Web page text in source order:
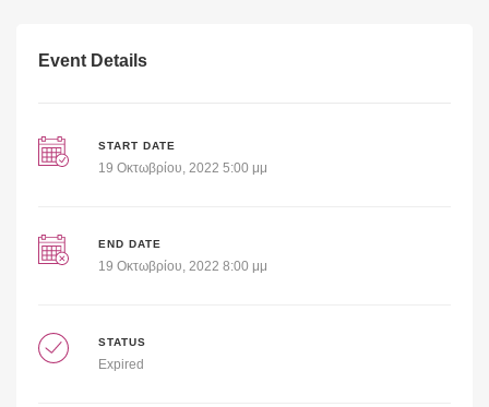
Event Details
START DATE
19 Οκτωβρίου, 2022 5:00 μμ
END DATE
19 Οκτωβρίου, 2022 8:00 μμ
STATUS
Expired